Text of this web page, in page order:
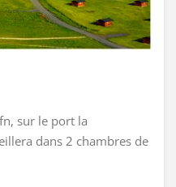
sur le port la
dans 2 chambres de